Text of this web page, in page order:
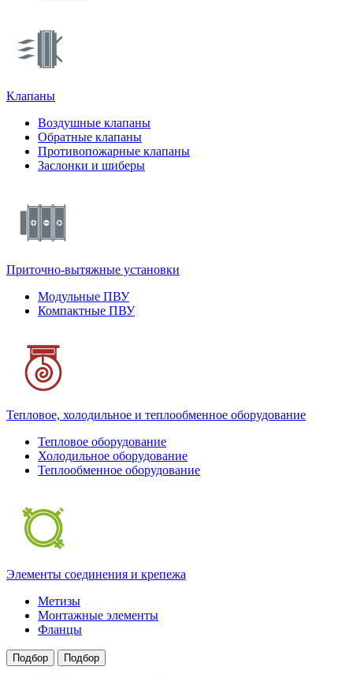
Клапаны
Воздушные клапаны
Обратные клапаны
Противопожарные клапаны
Заслонки и шиберы
Приточно-вытяжные установки
Модульные ПВУ
Компактные ПВУ
Тепловое, холодильное и теплообменное оборудование
Тепловое оборудование
Холодильное оборудование
Теплообменное оборудование
Элементы соединения и крепежа
Метизы
Монтажные элементы
Фланцы
Подбор Подбор